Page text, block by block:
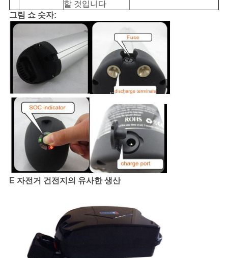
할 것입니다
그림 쇼 숫자:
E 자전거 건전지의 유사한 생산